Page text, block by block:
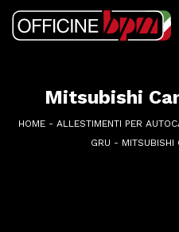
Mitsubishi
HOME- ALLESTIMENTI PER
GRU - MITSUBISHI